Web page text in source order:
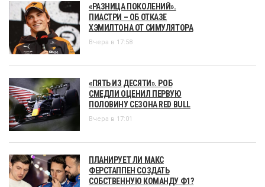
«РАЗНИЦА ПОКОЛЕНИЙ».
ПИАСТРИ – ОБ ОТКАЗЕ
ХЭМИЛТОНА ОТ СИМУЛЯТОРА
Вчера в 17:58
«ПЯТЬ ИЗ ДЕСЯТИ». РОБ
СМЕДЛИ ОЦЕНИЛ ПЕРВУЮ
ПОЛОВИНУ СЕЗОНА RED BULL
Вчера в 17:01
ПЛАНИРУЕТ ЛИ МАКС
ФЕРСТАППЕН СОЗДАТЬ
СОБСТВЕННУЮ КОМАНДУ Ф1?